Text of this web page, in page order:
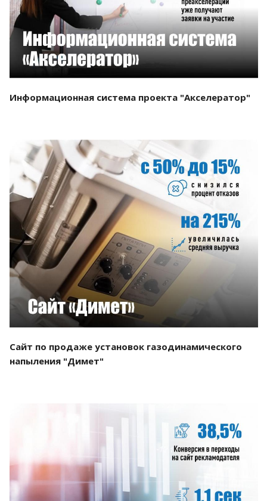
Информационная система проекта "Акселератор"
Смотреть проект
Сайт по продаже установок газодинамического
напыления "Димет"